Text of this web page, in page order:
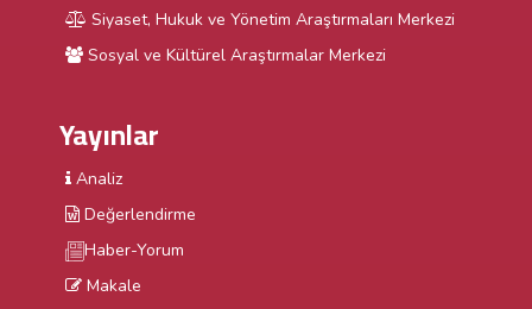
Siyaset, Hukuk ve Yönetim Araştırmaları Merkezi
Sosyal ve Kültürel Araştırmalar Merkezi
Yayınlar
Analiz
Değerlendirme
Haber-Yorum
Makale